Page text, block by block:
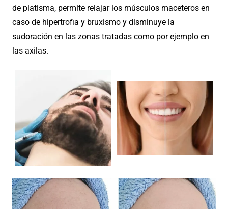
de platisma, permite relajar los músculos maceteros en
caso de hipertrofia y bruxismo y disminuye la
sudoración en las zonas tratadas como por ejemplo en
las axilas.